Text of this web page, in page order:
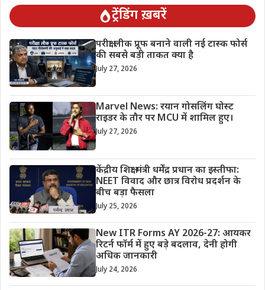
ट्रेंडिंग ख़बरें
परीक्षा लीक प्रूफ बनाने वाली नई टास्क फोर्स
की सबसे बड़ी ताकत क्या है
July 27, 2026
Marvel News: रयान गोसलिंग घोस्ट
राइडर के तौर पर MCU में शामिल हुए।
July 27, 2026
केंद्रीय शिक्षा मंत्री धर्मेंद्र प्रधान का इस्तीफा:
NEET विवाद और छात्र विरोध प्रदर्शन के
बीच बड़ा फैसला
July 25, 2026
New ITR Forms AY 2026-27: आयकर
रिटर्न फॉर्म में हुए बड़े बदलाव, देनी होगी
अधिक जानकारी
July 24, 2026